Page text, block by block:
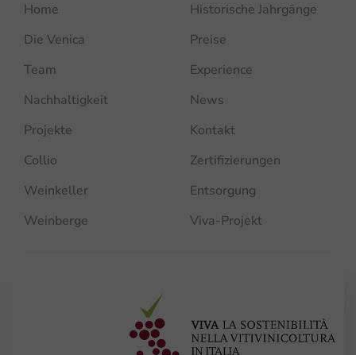
Home
Die Venica
Team
Nachhaltigkeit
Projekte
Collio
Weinkeller
Weinberge
Historische Jahrgänge
Preise
Experience
News
Kontakt
Zertifizierungen
Entsorgung
Viva-Projekt